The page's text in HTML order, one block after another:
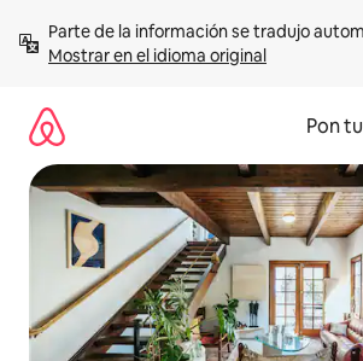
contenidoMostrar en el idioma original
Pon